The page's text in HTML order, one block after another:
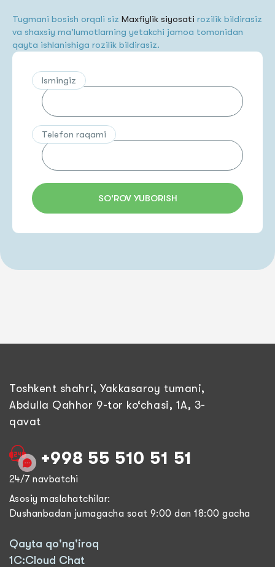
Tugmani bosish orqali siz Maxfiylik siyosati rozilik bildirasiz
va shaxsiy ma'lumotlarning yetakchi jamoa tomonidan
qayta ishlanishiga rozilik bildirasiz.
Ismingiz
Telefon raqami
SO'ROV YUBORISH
Toshkent shahri, Yakkasaroy tumani,
Abdulla Qahhor 9-tor ko‘chasi, 1A, 3-
qavat
+998 55 510 51 51
24/7 navbatchi
Asosiy maslahatchilar:
Dushanbadan jumagacha soat 9:00 dan 18:00 gacha
Qayta qo'ng'iroq
1C:Cloud Chat